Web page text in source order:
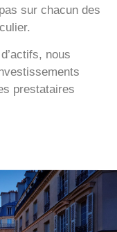
sur chacun des
nous
prestataires